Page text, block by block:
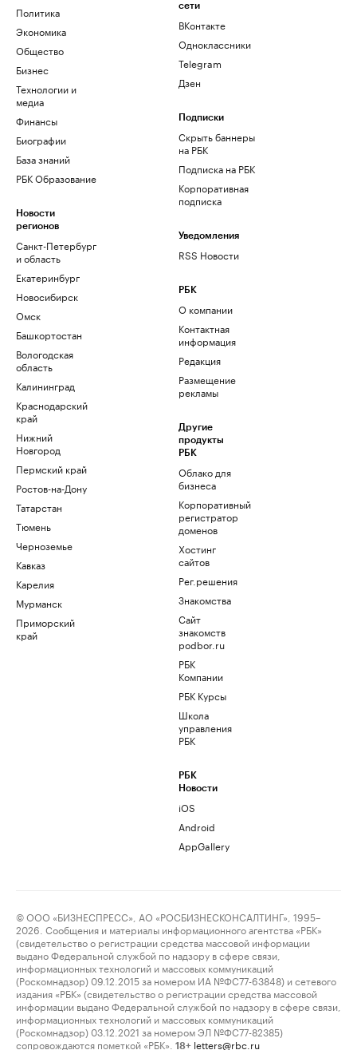
Политика
Экономика
Общество
Бизнес
Технологии и
медиа
Финансы
Биографии
База знаний
РБК Образование
Новости
регионов
Санкт-Петербург
и область
Екатеринбург
Новосибирск
Омск
Башкортостан
Вологодская
область
Калининград
Краснодарский
край
Нижний
Новгород
Пермский край
Ростов-на-Дону
Татарстан
Тюмень
Черноземье
Кавказ
Карелия
Мурманск
Приморский
край
сети
ВКонтакте
Одноклассники
Telegram
Дзен
Подписки
Скрыть баннеры
на РБК
Подписка на РБК
Корпоративная
подписка
Уведомления
RSS Новости
РБК
О компании
Контактная
информация
Редакция
Размещение
рекламы
Другие
продукты
РБК
Облако для
бизнеса
Корпоративный
регистратор
доменов
Хостинг
сайтов
Рег.решения
Знакомства
Сайт
знакомств
podbor.ru
РБК
Компании
РБК Курсы
Школа
управления
РБК
РБК
Новости
iOS
Android
AppGallery
© ООО «БИЗНЕСПРЕСС», АО «РОСБИЗНЕСКОНСАЛТИНГ», 1995–
2026. Сообщения и материалы информационного агентства «РБК»
(свидетельство о регистрации средства массовой информации
выдано Федеральной службой по надзору в сфере связи,
информационных технологий и массовых коммуникаций
(Роскомнадзор) 09.12.2015 за номером ИА №ФС77-63848) и сетевого
издания «РБК» (свидетельство о регистрации средства массовой
информации выдано Федеральной службой по надзору в сфере связи,
информационных технологий и массовых коммуникаций
(Роскомнадзор) 03.12.2021 за номером ЭЛ №ФС77-82385)
сопровождаются пометкой «РБК».
18+ letters@rbc.ru